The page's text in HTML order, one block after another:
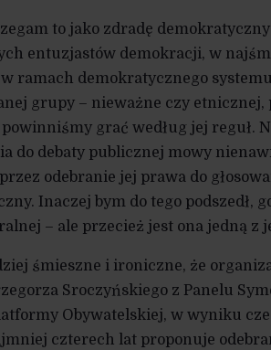
to jako zdradę
entuzjastów demokracji, w
w ramach demokratycznego
grupy – nieważne czy etnicznej,
grać według jej reguł.
do debaty publicznej mowy
odebranie jej prawa do
Inaczej bym do tego podszedł,
– ale przecież jest ona jedną z
śmieszne i ironiczne, że
Sroczyńskiego z Panelu
Obywatelskiej, w wyniku
czterech lat proponuje